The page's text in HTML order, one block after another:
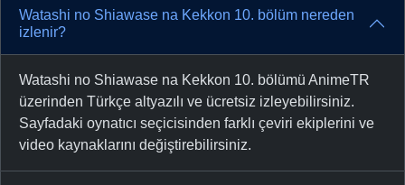
Watashi no Shiawase na Kekkon 10. bölüm nereden
izlenir?
Watashi no Shiawase na Kekkon 10. bölümü AnimeTR
üzerinden Türkçe altyazılı ve ücretsiz izleyebilirsiniz.
Sayfadaki oynatıcı seçicisinden farklı çeviri ekiplerini ve
video kaynaklarını değiştirebilirsiniz.